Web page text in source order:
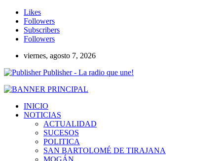
Likes
Followers
Subscribers
Followers
viernes, agosto 7, 2026
Publisher - La radio que une!
INICIO
NOTICIAS
ACTUALIDAD
SUCESOS
POLITICA
SAN BARTOLOMÉ DE TIRAJANA
MOGÁN